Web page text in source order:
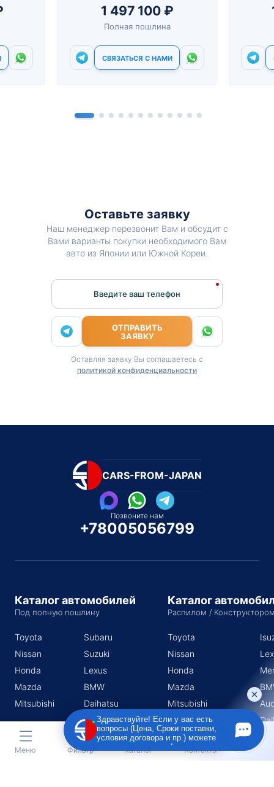
1 497 100 ₽
Полная пошлина
СВЯЗАТЬСЯ С НАМИ
Оставьте заявку
Наш менеджер перезвонит Вам и обсудит с
Вами варианты покупки необходимого Вам
авто из Японии или Южной Кореи.
Введите ваш телефон
ОТПРАВИТЬ
ЗАЯВКУ
Оставляя заявку Вы соглашаетесь с
политикой конфиденциальности
CARS-FROM-JAPAN
Позвоните нам
+78005056799
Каталог автомобилей
Под полную пошлину
Toyota
Nissan
Honda
Mazda
Mitsubishi
Subaru
Suzuki
Lexus
BMW
Daihatsu
Каталог
Распилом /
Toyota
Nissan
Honda
Mazda
Mitsubishi
Subaru
Suzuki
Меню Фильтр Каталог Контакты
Здравствуйте! Если у вас есть
вопросы (Цена, Сроки поставки,
условия договора и пр.) можете
задать их мне в чат!